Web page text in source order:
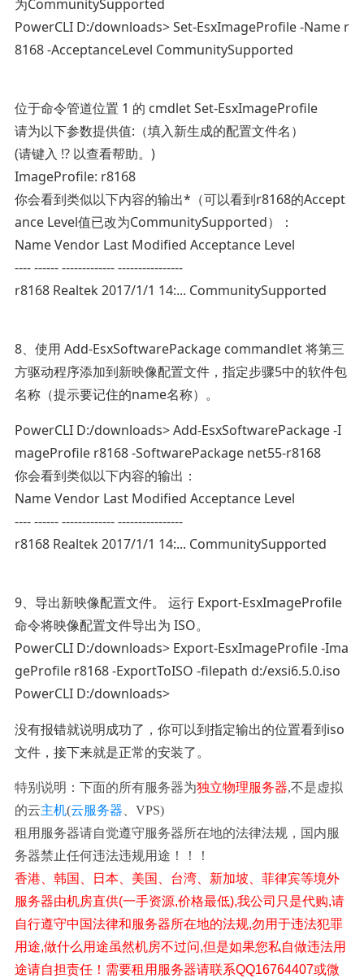
为CommunitySupported
PowerCLI D:/downloads> Set-EsxImageProfile -Name r
8168 -AcceptanceLevel CommunitySupported
位于命令管道位置 1 的 cmdlet Set-EsxImageProfile
请为以下参数提供值:（填入新生成的配置文件名）
(请键入 !? 以查看帮助。)
ImageProfile: r8168
你会看到类似以下内容的输出*（可以看到r8168的Accept
ance Level值已改为CommunitySupported）：
Name Vendor Last Modified Acceptance Level
---- ------ ------------- ----------------
r8168 Realtek 2017/1/1 14:... CommunitySupported
8、使用 Add-EsxSoftwarePackage commandlet 将第三
方驱动程序添加到新映像配置文件，指定步骤5中的软件包
名称（提示要记住的name名称）。
PowerCLI D:/downloads> Add-EsxSoftwarePackage -I
mageProfile r8168 -SoftwarePackage net55-r8168
你会看到类似以下内容的输出：
Name Vendor Last Modified Acceptance Level
---- ------ ------------- ----------------
r8168 Realtek 2017/1/1 14:... CommunitySupported
9、导出新映像配置文件。 运行 Export-EsxImageProfile
命令将映像配置文件导出为 ISO。
PowerCLI D:/downloads> Export-EsxImageProfile -Ima
geProfile r8168 -ExportToISO -filepath d:/exsi6.5.0.iso
PowerCLI D:/downloads>
没有报错就说明成功了，你可以到指定输出的位置看到iso
文件，接下来就是正常的安装了。
特别说明：下面的所有服务器为独立物理服务器,不是虚拟
的云主机(云服务器 、VPS)
租用服务器请自觉遵守服务器所在地的法律法规，国内服
务器禁止任何违法违规用途！！！
香港、韩国、日本、美国、台湾、新加坡、菲律宾等境外
服务器由机房直供(一手资源,价格最低),我公司只是代购,请
自行遵守中国法律和服务器所在地的法规,勿用于违法犯罪
用途,做什么用途虽然机房不过问,但是如果您私自做违法用
途请自担责任！需要租用服务器请联系QQ16764407或微